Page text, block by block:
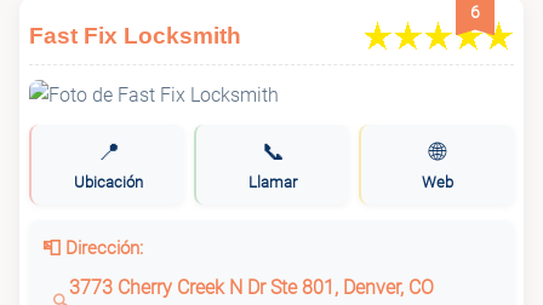
6
Fast Fix Locksmith
📍
Ubicación
📞
Llamar
🌐
Web
📮 Dirección:
3773 Cherry Creek N Dr Ste 801, Denver, CO